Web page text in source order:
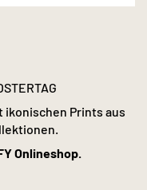
ikonischen Prints aus
Onlineshop.